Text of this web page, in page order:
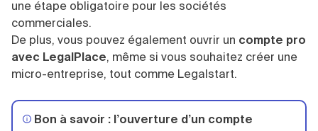
une étape obligatoire pour les sociétés
commerciales.
De plus, vous pouvez également ouvrir un compte pro
avec LegalPlace, même si vous souhaitez créer une
micro-entreprise, tout comme Legalstart.
Bon à savoir : l’ouverture d’un compte